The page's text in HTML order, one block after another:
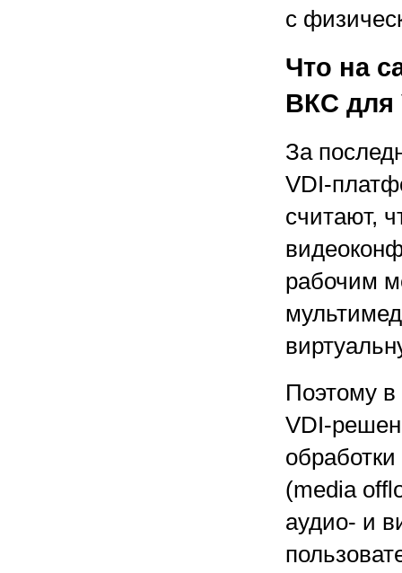
с
Что на
ВКС для
За
VDI-
считают,
рабочим
Поэтому
VDI-
(media
аудио- и